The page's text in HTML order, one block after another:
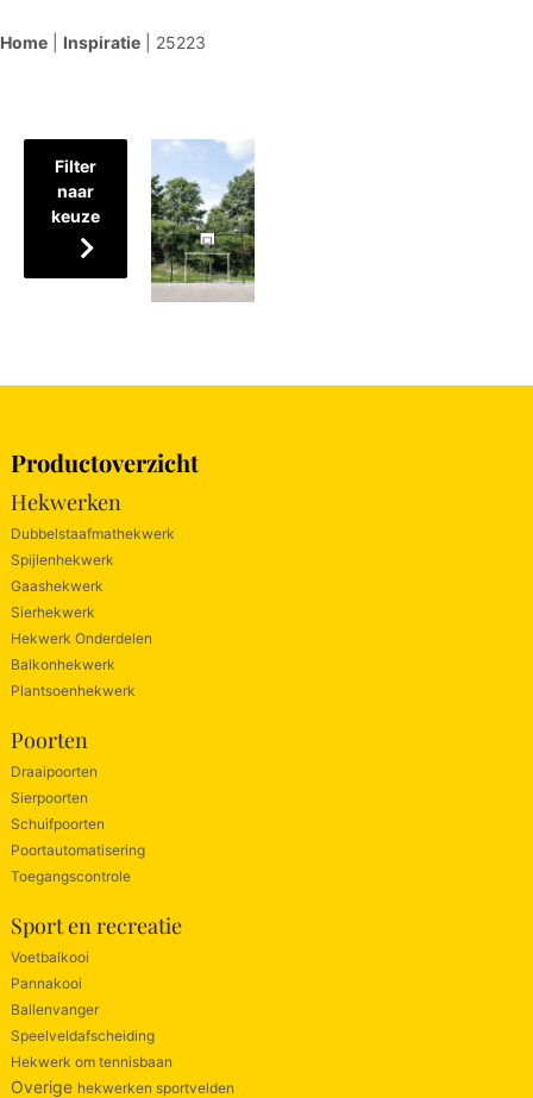
Home Inspiratie 25223
Filter
naar
keuze
Productoverzicht
Hekwerken
Dubbelstaafmathekwerk
Spijlenhekwerk
Gaashekwerk
Sierhekwerk
Hekwerk Onderdelen
Balkonhekwerk
Plantsoenhekwerk
Poorten
Draaipoorten
Sierpoorten
Schuifpoorten
Poortautomatisering
Toegangscontrole
Sport en recreatie
Voetbalkooi
Pannakooi
Ballenvanger
Speelveldafscheiding
Hekwerk om tennisbaan
Overige hekwerken sportvelden